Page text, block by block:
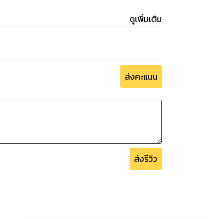
ดูเพิ่มเติม
ส่งคะแนน
ส่งรีวิว